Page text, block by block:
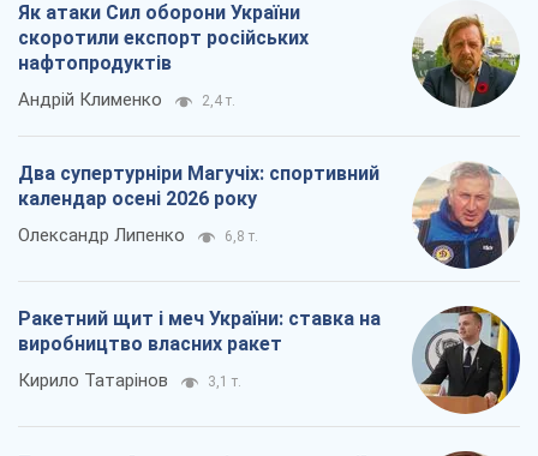
Як атаки Сил оборони України
скоротили експорт російських
нафтопродуктів
Андрій Клименко 2,4 т.
Два супертурніри Магучіх: спортивний
календар осені 2026 року
Олександр Липенко 6,8 т.
Ракетний щит і меч України: ставка на
виробництво власних ракет
Кирило Татарінов 3,1 т.